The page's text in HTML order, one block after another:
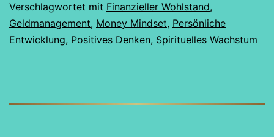
Verschlagwortet mit Finanzieller Wohlstand,
Geldmanagement, Money Mindset, Persönliche
Entwicklung, Positives Denken, Spirituelles Wachstum